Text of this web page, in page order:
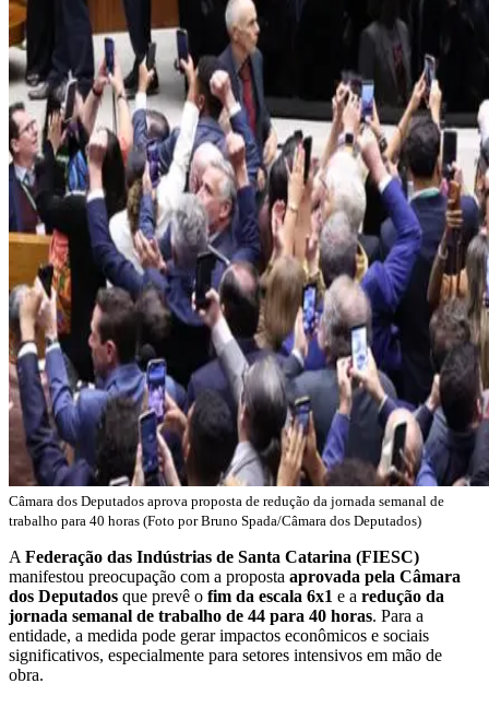
Câmara dos Deputados aprova proposta de redução da jornada semanal de
trabalho para 40 horas (Foto por Bruno Spada/Câmara dos Deputados)
A Federação das Indústrias de Santa Catarina (FIESC)
manifestou preocupação com a proposta aprovada pela Câmara
dos Deputados que prevê o fim da escala 6x1 e a redução da
jornada semanal de trabalho de 44 para 40 horas. Para a
entidade, a medida pode gerar impactos econômicos e sociais
significativos, especialmente para setores intensivos em mão de
obra.